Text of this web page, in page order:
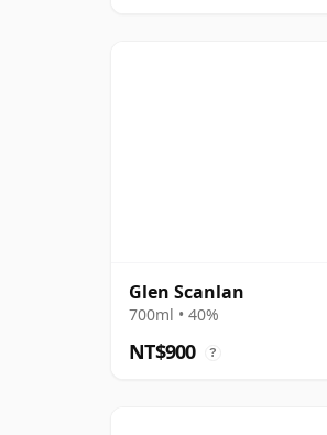
Glen Scanlan
700ml • 40%
NT$900 ?